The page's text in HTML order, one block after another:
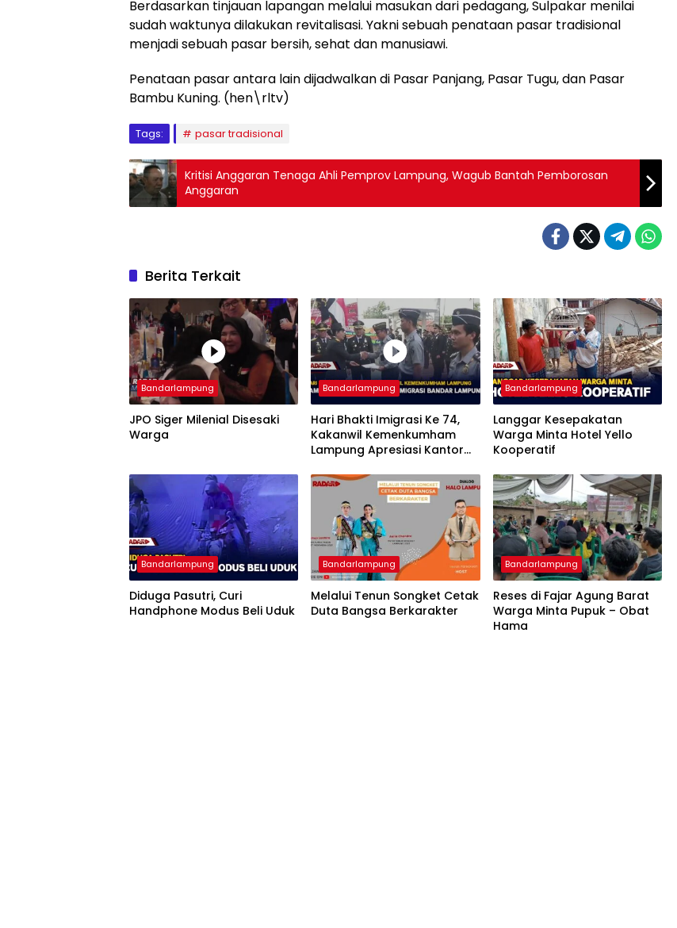
Berdasarkan tinjauan lapangan melalui masukan dari pedagang, Sulpakar menilai
sudah waktunya dilakukan revitalisasi. Yakni sebuah penataan pasar tradisional
menjadi sebuah pasar bersih, sehat dan manusiawi.
Penataan pasar antara lain dijadwalkan di Pasar Panjang, Pasar Tugu, dan Pasar
Bambu Kuning. (hen\rltv)
Tags: pasar tradisional
Kritisi Anggaran Tenaga Ahli Pemprov Lampung, Wagub Bantah Pemborosan
Anggaran
Berita Terkait
Bandarlampung
JPO Siger Milenial Disesaki
Warga
Bandarlampung
Hari Bhakti Imigrasi Ke 74,
Kakanwil Kemenkumham
Lampung Apresiasi Kantor
Bandarlampung
Langgar Kesepakatan
Warga Minta Hotel Yello
Kooperatif
Bandarlampung
Diduga Pasutri, Curi
Handphone Modus Beli Uduk
Bandarlampung
Melalui Tenun Songket Cetak
Duta Bangsa Berkarakter
Bandarlampung
Reses di Fajar Agung Barat
Warga Minta Pupuk – Obat
Hama